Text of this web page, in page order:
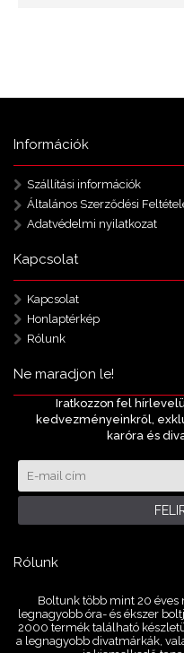
Információk
Szállítási információk
Általános Szerződési
Adatvédelmi nyilatkozat
Kapcsolat
Kapcsolat
Honlaptérkép
Rólunk
Ne maradjon le!
Iratkozzon fel
kedvezményeinkről,
karóra és
Rólunk
Boltunk több mint 20 éves
legnagyobb óra- és ékszer
2000 termék található
a legnagyobb divatmárkák,